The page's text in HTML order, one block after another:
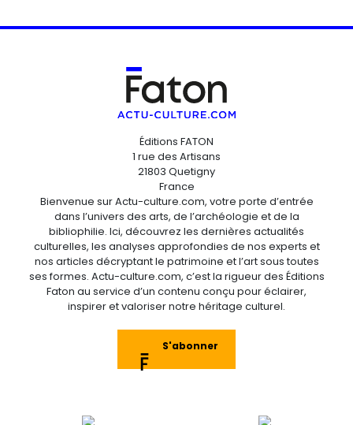
Éditions FATON
1 rue des Artisans
21803 Quetigny
France
Bienvenue sur Actu-culture.com, votre porte d’entrée
dans l’univers des arts, de l’archéologie et de la
bibliophilie. Ici, découvrez les dernières actualités
culturelles, les analyses approfondies de nos experts et
nos articles décryptant le patrimoine et l’art sous toutes
ses formes. Actu-culture.com, c’est la rigueur des Éditions
Faton au service d’un contenu conçu pour éclairer,
inspirer et valoriser notre héritage culturel.
S'abonner